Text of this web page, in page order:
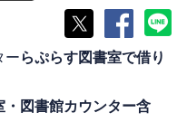
ーらぷらす図書室で借り
図書館カウンター含